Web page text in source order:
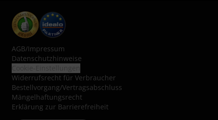
AGB/Impressum
Datenschutzhinweise
Widerrufsrecht für Verbraucher
Bestellvorgang/Vertragsabschluss
Mängelhaftungsrecht
Erklärung zur Barrierefreiheit